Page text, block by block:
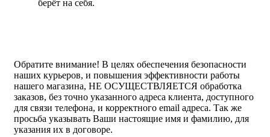
берёт на себя.
Обратите внимание! В целях обеспечения безопасности
наших курьеров, и повышения эффективности работы
нашего магазина, НЕ ОСУЩЕСТВЛЯЕТСЯ обработка
заказов, без точно указанного адреса клиента, доступного
для связи телефона, и корректного email адреса. Так же
просьба указывать Ваши настоящие имя и фамилию, для
указания их в договоре.